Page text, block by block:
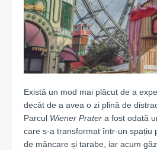
Există un mod mai plăcut de a
decât de a avea o zi plină de
Parcul Wiener Prater a fost odată
care s-a transformat într-un spațiu
de mâncare și tarabe, iar acum